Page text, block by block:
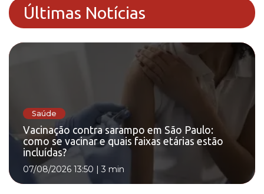
Últimas Notícias
Saúde
Vacinação contra sarampo em São Paulo:
como se vacinar e quais faixas etárias estão
incluídas?
07/08/2026 13:50 |3 min